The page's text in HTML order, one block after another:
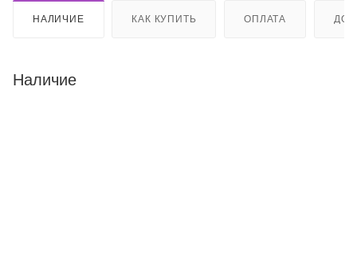
НАЛИЧИЕ КАК КУПИТЬ ОПЛАТА
Наличие